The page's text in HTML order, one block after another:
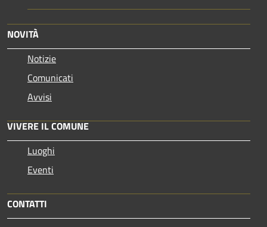
NOVITÀ
Notizie
Comunicati
Avvisi
VIVERE IL COMUNE
Luoghi
Eventi
CONTATTI